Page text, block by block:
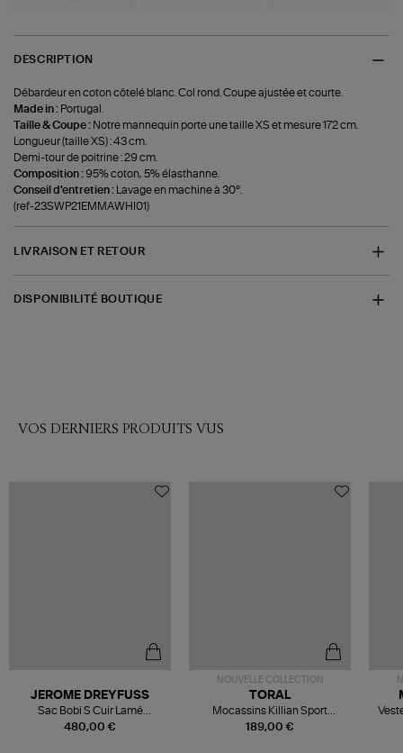
DESCRIPTION
Débardeur en coton côtelé blanc. Col rond. Coupe ajustée et courte.
Made in : Portugal.
Taille & Coupe : Notre mannequin porte une taille XS et mesure 172 cm.
Longueur (taille XS) : 43 cm.
Demi-tour de poitrine : 29 cm.
Composition : 95% coton, 5% élasthanne.
Conseil d'entretien :
Lavage en machine à 30°.
(ref-23SWP21EMMAWHI01)
LIVRAISON ET RETOUR
DISPONIBILITÉ BOUTIQUE
VOS DERNIERS PRODUITS VUS
480,00 €
JEROME DREYFUSS
Sac Bobi S Cuir Lamé
Champagne
NOUVELLE COLLECTION
189,00 €
TORAL
Mocassins Killian Sport
Mousse